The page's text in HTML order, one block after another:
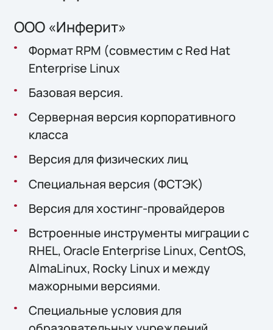
ООО «Инферит»
Формат RPM (совместим с Red Hat
Enterprise Linux
Базовая версия.
Серверная версия корпоративного
класса
Версия для физических лиц
Специальная версия (ФСТЭК)
Версия для хостинг-провайдеров
Встроенные инструменты миграции с
RHEL, Oracle Enterprise Linux, CentOS,
AlmaLinux, Rocky Linux и между
мажорными версиями.
Специальные условия для